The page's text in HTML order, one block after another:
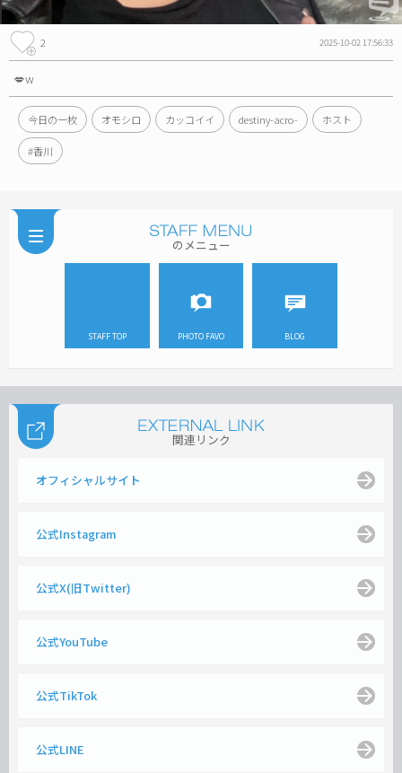
2 2025-10-02 17:56:33
💋w
今日の一枚 オモシロ カッコイイ destiny-acro- ホスト
#香川
のメニュー
STAFF TOP PHOTO FAVO BLOG
関連リンク
オフィシャルサイト
公式Instagram
公式X(旧Twitter)
公式YouTube
公式TikTok
公式LINE